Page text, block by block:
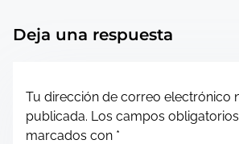
Deja una respuesta
Tu dirección de correo electrónico
publicada. Los campos
marcados con *